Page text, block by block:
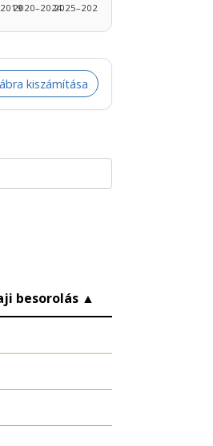
2020–20242025–2026
kiszámítása
besorolás ▲